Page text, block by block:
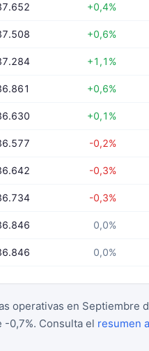
+0,4%
+0,6%
+1,1%
+0,6%
+0,1%
-0,2%
-0,3%
-0,3%
0,0%
0,0%
operativas en
-0,7%. Consulta el resumen